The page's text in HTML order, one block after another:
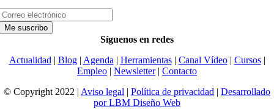
Síguenos en redes
Actualidad | Blog| Agenda | Herramientas| Canal Vídeo| Cursos|
Empleo | Newsletter| Contacto
© Copyright 2022 | Aviso legal | Política de privacidad | Desarrollado
por LBM Diseño Web